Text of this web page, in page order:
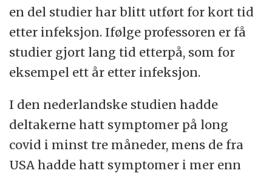
en del studier har blitt utført for kort tid
etter infeksjon. Ifølge professoren er få
studier gjort lang tid etterpå, som for
eksempel ett år etter infeksjon.
I den nederlandske studien hadde
deltakerne hatt symptomer på long
covid i minst tre måneder, mens de fra
USA hadde hatt symptomer i mer enn